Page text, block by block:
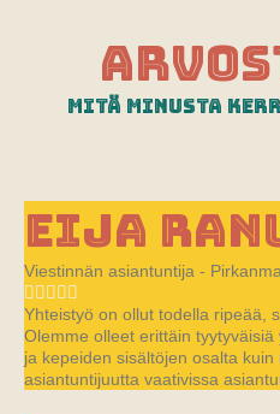
Mitä minusta
Eija
Viestinnän asiantuntija -
Yhteistyö on ollut todella ripeää,
Olemme olleet erittäin
ja kepeiden sisältöjen osalta
asiantuntijuutta vaativissa